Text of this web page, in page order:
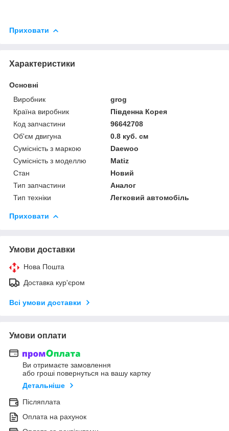
Приховати
Характеристики
Основні
Виробник
grog
Країна виробник
Південна Корея
Код запчастини
96642708
Об'єм двигуна
0.8 куб. см
Сумісність з маркою
Daewoo
Сумісність з моделлю
Matiz
Стан
Новий
Тип запчастини
Аналог
Тип техніки
Легковий автомобіль
Приховати
Умови доставки
Нова Пошта
Доставка кур'єром
Всі умови доставки
Умови оплати
Ви отримаєте замовлення
або гроші повернуться на вашу картку
Детальніше
Післяплата
Оплата на рахунок